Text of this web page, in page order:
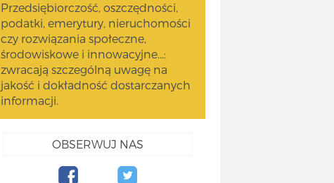
Przedsiębiorczość, oszczędności,
podatki, emerytury, nieruchomości
czy rozwiązania społeczne,
środowiskowe i innowacyjne...:
zwracają szczególną uwagę na
jakość i dokładność dostarczanych
informacji.
OBSERWUJ NAS